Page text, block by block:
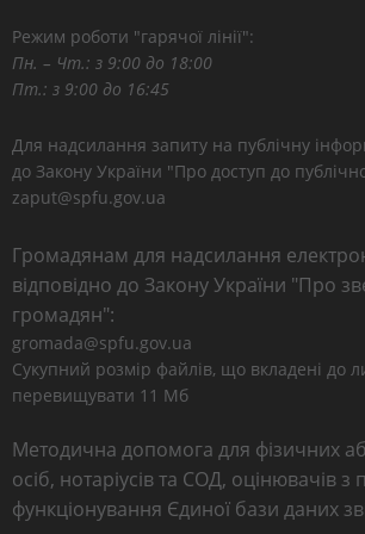
Режим роботи "гарячої лінії":
Пн. – Чт.: з 9:00 до 18:00
Пт.: з 9:00 до 16:45
Для надсилання запиту на публічну
до Закону України "Про доступ до
zaput@spfu.gov.ua
Громадянам для надсилання
відповідно до Закону України "Про
громадян":
gromada@spfu.gov.ua
Сукупний розмір файлів, що вкладені до
перевищувати 11 Мб
Методична допомога для фізичних
осіб, нотаріусів та СОД, оцінювачів з
функціонування Єдиної бази даних